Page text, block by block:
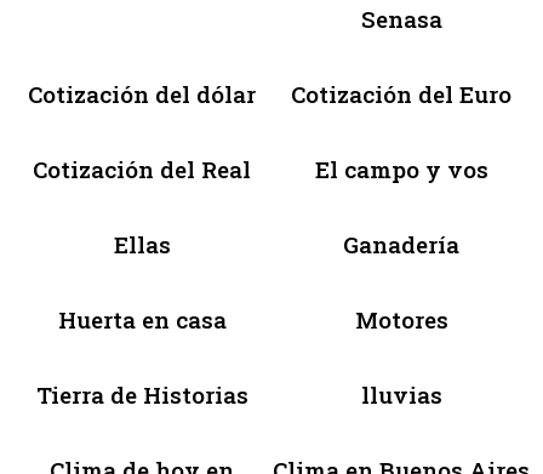
Senasa
Cotización del dólar Cotización del Euro
Cotización del Real El campo y vos
Ellas Ganadería
Huerta en casa Motores
Tierra de Historias lluvias